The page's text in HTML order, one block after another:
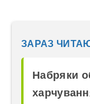
ЗАРАЗ
Набряки